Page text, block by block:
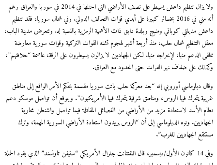
ولا يزال تنظيم داعش يسيطر على نصف الأراضي التي احتلها في 2014 في سوريا والعراق رغم
أنه مني في 2016 بخسائر كبيرة على أيدي قوات التحالف الدولي. وفي شمال سوريا، فقد تنظيم
داعش مدينتي كوباني ومنبج وبلدة دابق ذات الأهمية الرمزية بالنسبة له. وتتعرض مدينة الباب،
معقل التنظيم شمال حلب، منذ أربعة أشهر لهجوم تشنه القوات التركية وقوات سورية معارضة
تتلقى الدعم منها، لإخراجه منها. لكن الجهاديين لا يزالون يسيطرون على الرقة، عاصمة “خلافتهم”،
وكذلك على ضفاف نهر الفرات حتى الحدود مع العراق.
وقال دبلوماسي أوروبي إنه “بعد معركة حلب باتت سوريا مقسمة بحكم الأمر الواقع إلى مناطق
غربية يتحرك فيها الروس، ومناطق شرقية يتحرك فيها الأمريكيون”. ويتوقع أن تواصل موسكو دعم
نظام الأسد لاستعادة مزيد من الأراضي من الفصائل المقاتلة فيما تواصل واشنطن محاربة
الجهاديين. ونوه الدبلوماسي إلى أن “الروس يريدون استعادة الأراضي السورية المهمة، وترك
مستنقع الجهاديين للغرب”.
وفي 14 كانون الأول/ديسمبر، قال اللفتنانت جنرال الأمريكي “ستيفن تاونسند” الذي يقود الحملة